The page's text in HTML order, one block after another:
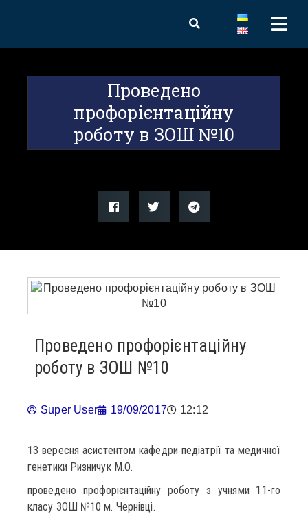
Проведено
профорієнтаційну
роботу в ЗОШ №10
Проведено профорієнтаційну
роботу в ЗОШ №10
Super User 19/09/2017 12:12
13 вересня асистентом кафедри педіатрії та медичної
генетики Ризничук М.О.
проведено профорієнтаційну роботу з учнями 11-го
класу ЗОШ №10 м. Чернівці.